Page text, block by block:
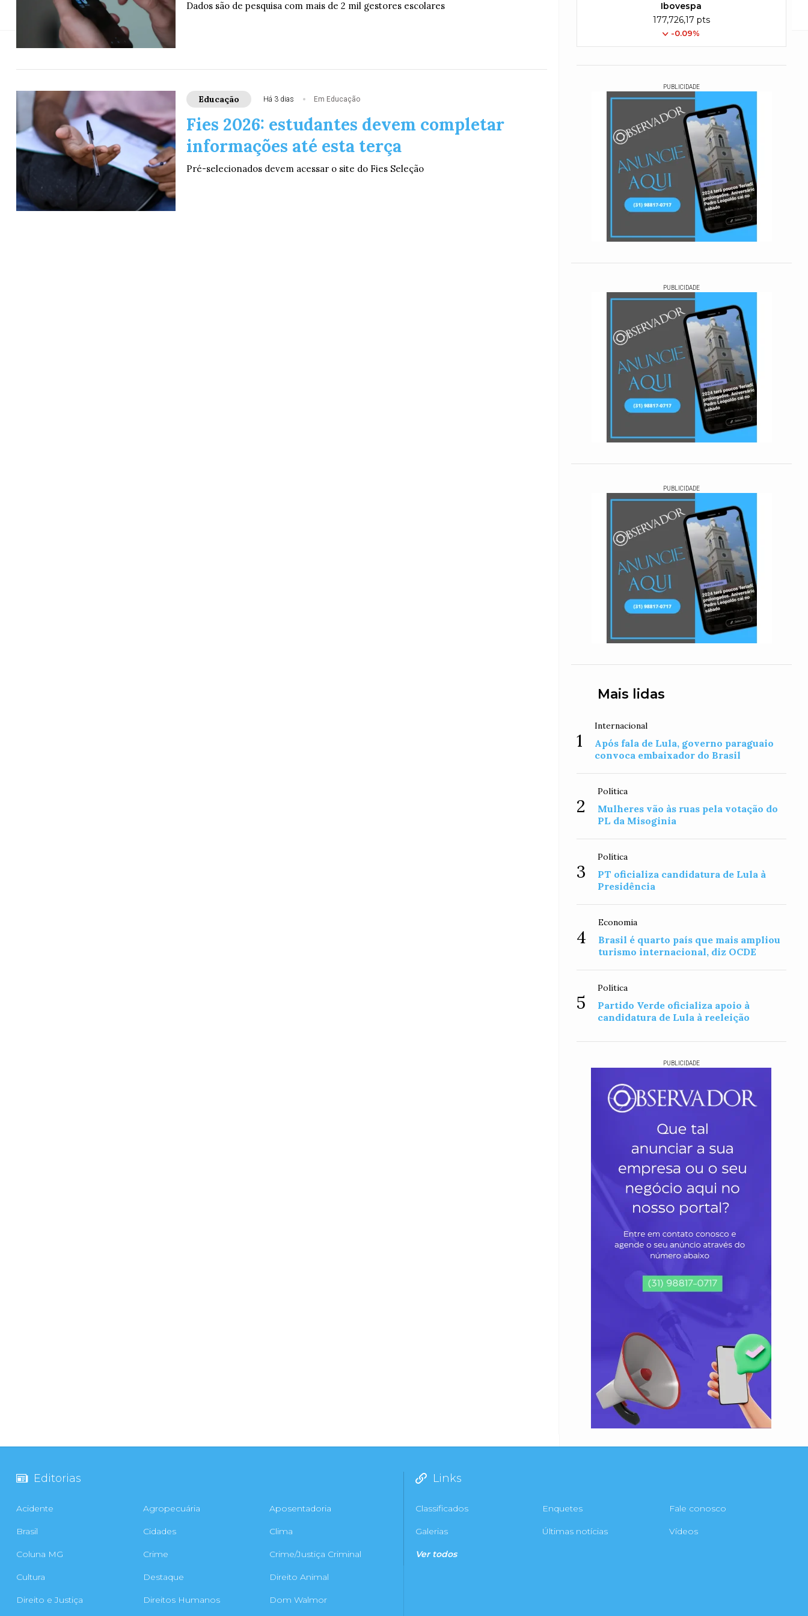
Dados são de pesquisa com mais de 2 mil gestores escolares
Educação Há 3 dias Em Educação
Fies 2026: estudantes devem completar
informações até esta terça
Pré-selecionados devem acessar o site do Fies Seleção
Ibovespa
177,726,17 pts
-0.09%
PUBLICIDADE
PUBLICIDADE
PUBLICIDADE
Mais lidas
1
Internacional
Após fala de Lula, governo paraguaio
convoca embaixador do Brasil
2
Política
Mulheres vão às ruas pela votação do
PL da Misoginia
3
Política
PT oficializa candidatura de Lula à
Presidência
4
Economia
Brasil é quarto país que mais ampliou
turismo internacional, diz OCDE
5
Política
Partido Verde oficializa apoio à
candidatura de Lula à reeleição
PUBLICIDADE
Editorias
Acidente Agropecuária Aposentadoria
Brasil Cidades Clima
Coluna MG Crime Crime/Justiça Criminal
Cultura Destaque Direito Animal
Direito e Justiça Direitos Humanos Dom Walmor
Links
Classificados Enquetes Fale conosco
Galerias Últimas notícias Vídeos
Ver todos